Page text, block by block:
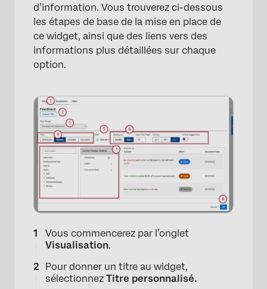
×
d’information. Vous trouverez ci-dessous
les étapes de base de la mise en place de
ce widget, ainsi que des liens vers des
informations plus détaillées sur chaque
option.
Vous commencerez par l’onglet
Visualisation.
Pour donner un titre au widget,
sélectionnez Titre personnalisé.